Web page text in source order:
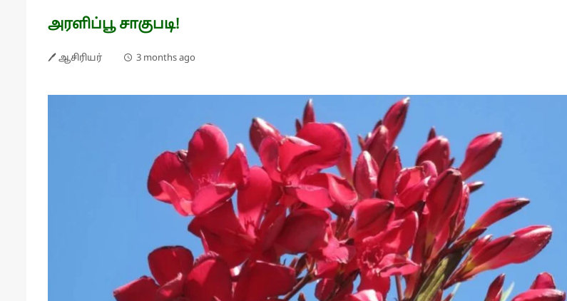
அரளிப்பூ சாகுபடி!
🖊 ஆசிரியர் 3 months ago